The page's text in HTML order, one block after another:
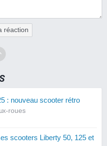
réaction
: nouveau scooter rétro
roues
scooters Liberty 50, 125 et